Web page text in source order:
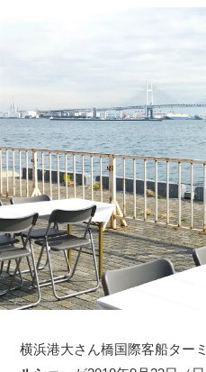
横浜港大さん橋国際客船ター